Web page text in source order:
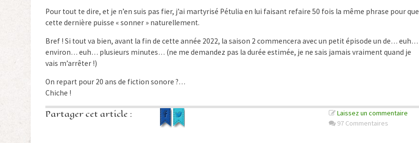
Pour tout te dire, et je n’en suis pas fier, j’ai martyrisé Pétulia en lui faisant refaire 50 fois la même phrase pour que
cette dernière puisse « sonner » naturellement.
Bref ! Si tout va bien, avant la fin de cette année 2022, la saison 2 commencera avec un petit épisode un de… euh…
environ… euh… plusieurs minutes… (ne me demandez pas la durée estimée, je ne sais jamais vraiment quand je
vais m’arrêter !)
On repart pour 20 ans de fiction sonore ?…
Chiche !
Partager cet article :
Laissez un commentaire
97 Commentaires